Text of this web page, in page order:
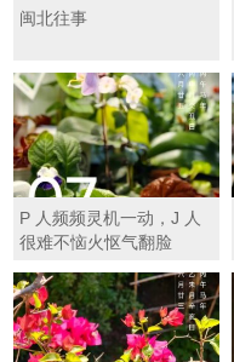
闽北往事
P 人频频灵机一动，J 人
很难不恼火怄气翻脸